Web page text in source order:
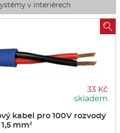
v interiérech
33 Kč
skladem
kabel pro 100V rozvody
mm²
